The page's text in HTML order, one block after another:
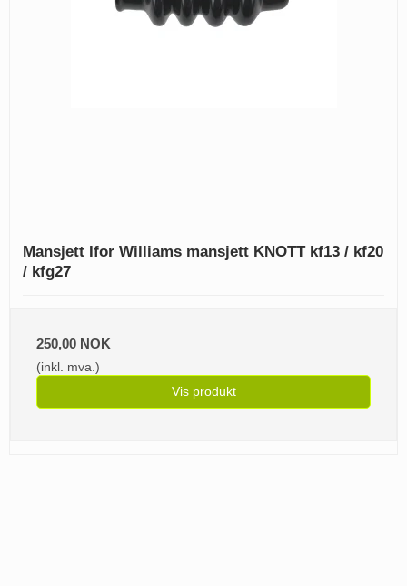
Mansjett Ifor Williams mansjett KNOTT kf13 / kf20
/ kfg27
250,00 NOK
(inkl. mva.)
Vis produkt